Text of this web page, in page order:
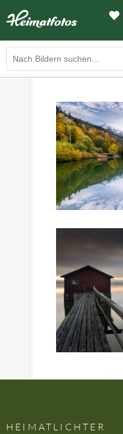
LED-
WIR
HEIMATLICHTER